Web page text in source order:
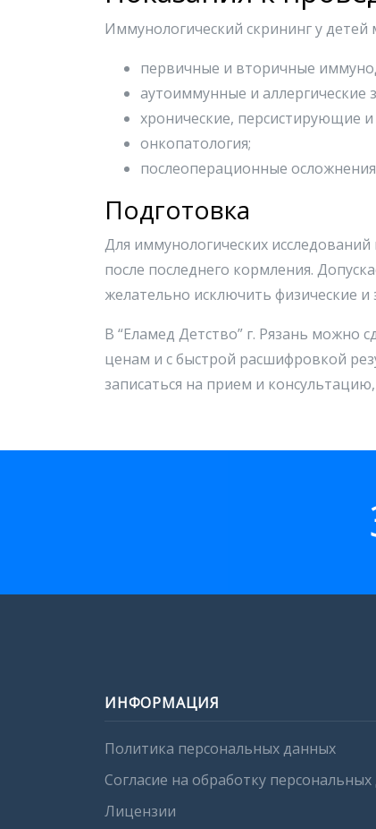
Иммунологический скрининг у детей
первичные и вторичные
аутоиммунные и аллергические
хронические, персистирующие
онкопатология;
послеоперационные
Подготовка
Для иммунологических
после последнего кормления.
желательно исключить физические
В “Еламед Детство” г. Рязань можно
ценам и с быстрой расшифровкой
записаться на прием и
ИНФОРМАЦИЯ
Политика персональных данных
Согласие на обработку
Лицензии